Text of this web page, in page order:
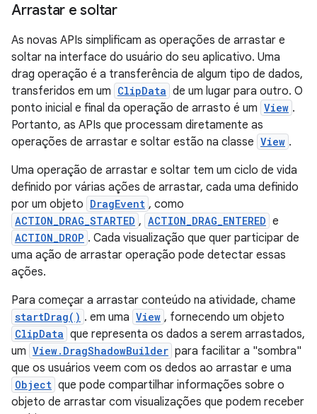
Arrastar e soltar
As novas APIs simplificam as operações de arrastar e
soltar na interface do usuário do seu aplicativo. Uma
drag operação é a transferência de algum tipo de dados,
transferidos em um ClipData de um lugar para outro. O
ponto inicial e final da operação de arrasto é um View .
Portanto, as APIs que processam diretamente as
operações de arrastar e soltar estão na classe View .
Uma operação de arrastar e soltar tem um ciclo de vida
definido por várias ações de arrastar, cada uma definido
por um objeto DragEvent , como
ACTION_DRAG_STARTED , ACTION_DRAG_ENTERED e
ACTION_DROP . Cada visualização que quer participar de
uma ação de arrastar operação pode detectar essas
ações.
Para começar a arrastar conteúdo na atividade, chame
startDrag() . em uma View , fornecendo um objeto
ClipData que representa os dados a serem arrastados,
um View.DragShadowBuilder para facilitar a "sombra"
que os usuários veem com os dedos ao arrastar e uma
Object que pode compartilhar informações sobre o
objeto de arrastar com visualizações que podem receber